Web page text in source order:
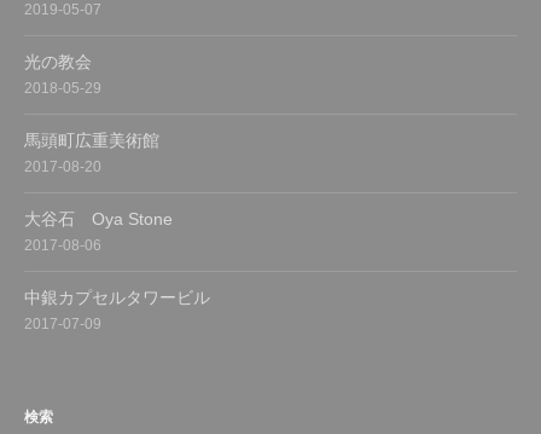
2019-05-07
光の教会
2018-05-29
馬頭町広重美術館
2017-08-20
大谷石 Oya Stone
2017-08-06
中銀カプセルタワービル
2017-07-09
検索